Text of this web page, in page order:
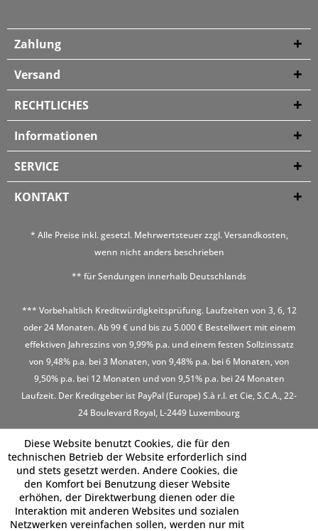
Zahlung
Versand
RECHTLICHES
Informationen
SERVICE
KONTAKT
* Alle Preise inkl. gesetzl. Mehrwertsteuer zzgl.Versandkosten,
wenn nicht anders beschrieben
** für Sendungen innerhalb Deutschlands
*** Vorbehaltlich Kreditwürdigkeitsprüfung. Laufzeiten von 3, 6, 12
oder 24 Monaten. Ab 99 € und bis zu 5.000 € Bestellwert mit einem
effektiven Jahreszins von 9,99% p.a. und einem festen Sollzinssatz
von 9,48% p.a. bei 3 Monaten, von 9,48% p.a. bei 6 Monaten, von
9,50% p.a. bei 12 Monaten und von 9,51% p.a. bei 24 Monaten
Laufzeit. Der Kreditgeber ist PayPal (Europe) S.à r.l. et Cie, S.C.A., 22-
24 Boulevard Royal, L-2449 Luxembourg
Diese Website benutzt Cookies, die für den
technischen Betrieb der Website erforderlich sind
und stets gesetzt werden. Andere Cookies, die
den Komfort bei Benutzung dieser Website
erhöhen, der Direktwerbung dienen oder die
Interaktion mit anderen Websites und sozialen
Netzwerken vereinfachen sollen, werden nur mit